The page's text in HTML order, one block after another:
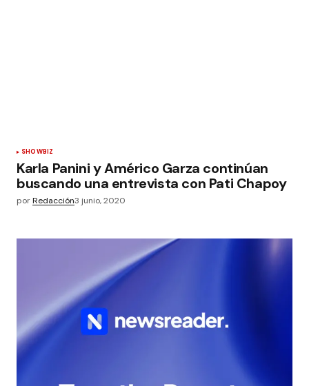
SHOWBIZ
Karla Panini y Américo Garza continúan
buscando una entrevista con Pati Chapoy
porRedacción3 junio, 2020